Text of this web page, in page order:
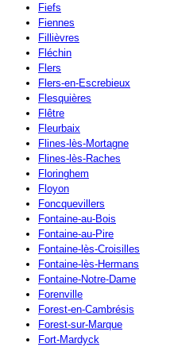
Fiefs
Fiennes
Fillièvres
Fléchin
Flers
Flers-en-Escrebieux
Flesquières
Flêtre
Fleurbaix
Flines-lès-Mortagne
Flines-lès-Raches
Floringhem
Floyon
Foncquevillers
Fontaine-au-Bois
Fontaine-au-Pire
Fontaine-lès-Croisilles
Fontaine-lès-Hermans
Fontaine-Notre-Dame
Forenville
Forest-en-Cambrésis
Forest-sur-Marque
Fort-Mardyck